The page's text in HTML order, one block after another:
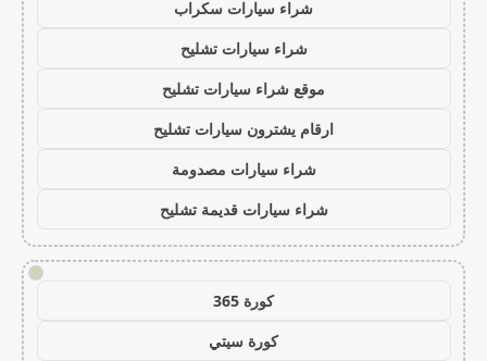
شراء سيارات سكراب
شراء سيارات تشليح
موقع شراء سيارات تشليح
ارقام يشترون سيارات تشليح
شراء سيارات مصدومة
شراء سيارات قديمة تشليح
!
كورة 365
كورة سيتي